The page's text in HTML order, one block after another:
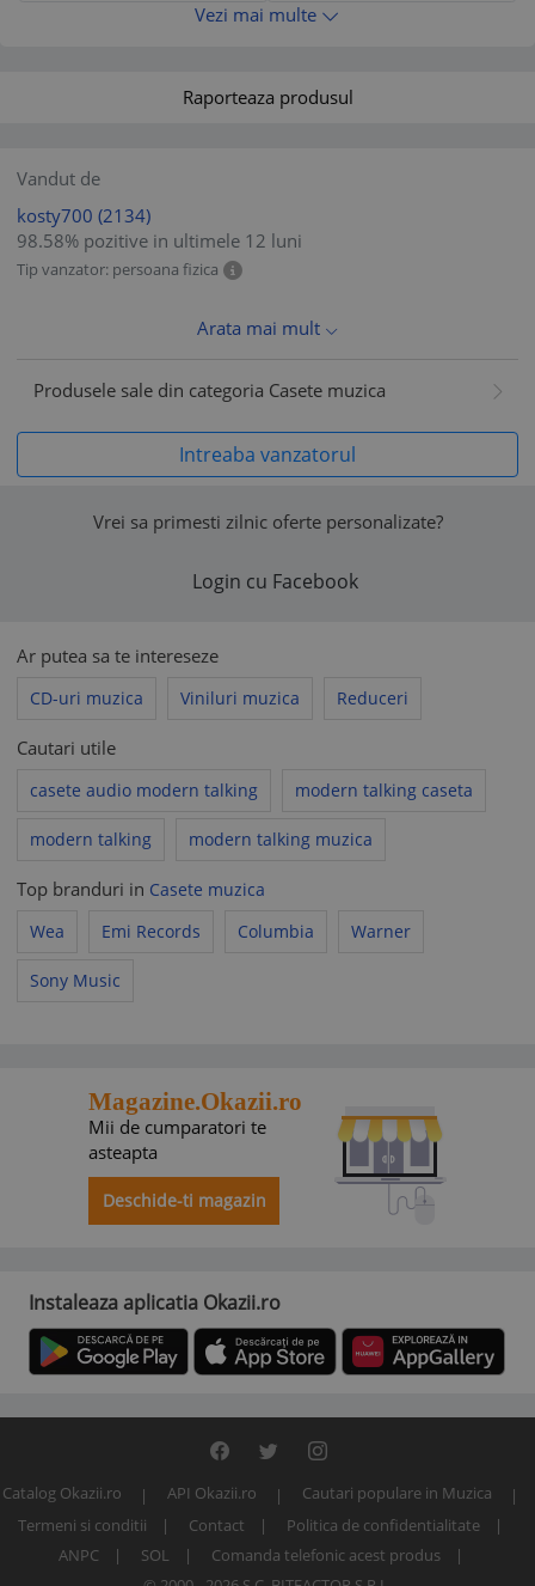
Vezi mai multe
Raporteaza produsul
Vandut de
kosty700 (2134)
98.58% pozitive in ultimele 12 luni
Tip vanzator: persoana fizica
Arata mai mult
Produsele sale din categoria Casete muzica
Intreaba vanzatorul
Vrei sa primesti zilnic oferte personalizate?
Login cu Facebook
Ar putea sa te intereseze
CD-uri muzica Viniluri muzica Reduceri
Cautari utile
casete audio modern talking modern talking caseta
modern talking modern talking muzica
Top branduri in Casete muzica
Wea
Emi Records Columbia Warner
Sony Music
Magazine.Okazii.ro
Mii de cumparatori te
asteapta
Deschide-ti magazin
Instaleaza aplicatia Okazii.ro
Catalog Okazii.ro API Okazii.ro
Cautari populare in Muzica
Termeni si conditii
Contact
Politica de confidentialitate
ANPC
SOL
Comanda telefonic acest produs